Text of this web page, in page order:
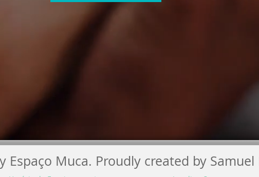
Espaço Muca. Proudly created by Samuel